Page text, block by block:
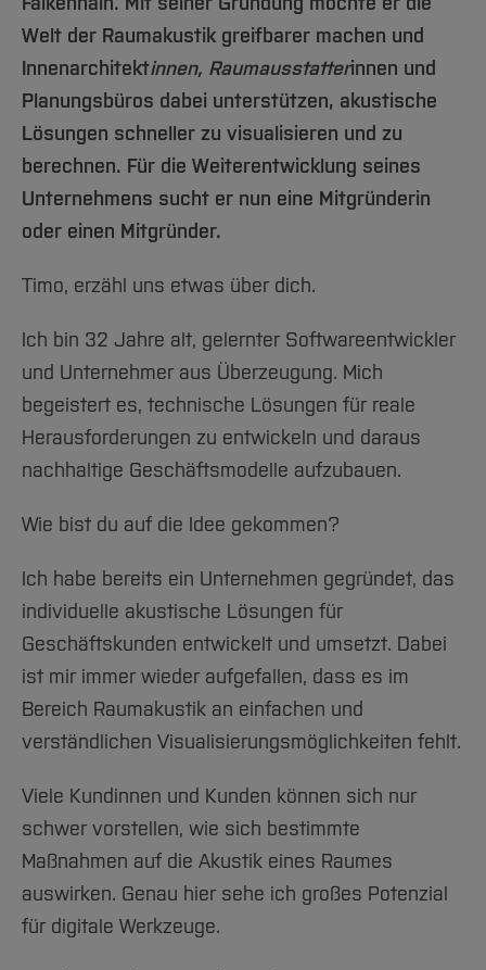
Arbeiten im FB G
Forschung und Projekte
International
Studiengänge
Studieninteressierte
Aktuelles
Fachgruppen
Forschung und Entwicklung
International
Team
Service
Amtliche Bekanntmachungen
Notfall-Infos
BO Shop
Familiengerechte Hochschule
Diskriminierungsfreie Hochschule
Vertretungen
Wahlen
Hochschulkommunikation
International Office
Medienzentrum
qed-Stiftung
Zentrale Studienberatung
Welt der Raumakustik greifbarer machen und
Innenarchitektinnen, Raumausstatterinnen und
Planungsbüros dabei unterstützen, akustische
Lösungen schneller zu visualisieren und zu
berechnen. Für die Weiterentwicklung seines
Unternehmens sucht er nun eine Mitgründerin
oder einen Mitgründer.
Timo, erzähl uns etwas über dich.
Ich bin 32 Jahre alt, gelernter Softwareentwickler
und Unternehmer aus Überzeugung. Mich
begeistert es, technische Lösungen für reale
Herausforderungen zu entwickeln und daraus
nachhaltige Geschäftsmodelle aufzubauen.
Wie bist du auf die Idee gekommen?
Ich habe bereits ein Unternehmen gegründet, das
individuelle akustische Lösungen für
Geschäftskunden entwickelt und umsetzt. Dabei
ist mir immer wieder aufgefallen, dass es im
Bereich Raumakustik an einfachen und
verständlichen Visualisierungsmöglichkeiten fehlt.
Viele Kundinnen und Kunden können sich nur
schwer vorstellen, wie sich bestimmte
Maßnahmen auf die Akustik eines Raumes
auswirken. Genau hier sehe ich großes Potenzial
für digitale Werkzeuge.